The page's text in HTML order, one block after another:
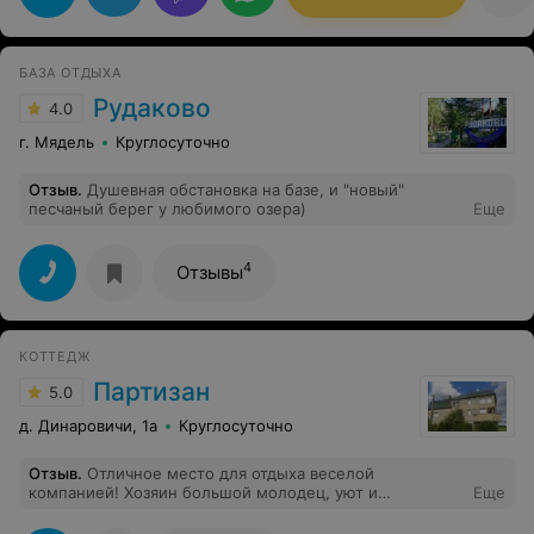
БАЗА ОТДЫХА
4.0 Рудаково
г. Мядель Круглосуточно
Отзыв. Душевная обстановка на базе, и "новый"
песчаный берег у любимого озера)
Еще
Отзывы4
КОТТЕДЖ
5.0 Партизан
д. Динаровичи, 1а Круглосуточно
Отзыв. Отличное место для отдыха веселой
компанией! Хозяин большой молодец, уют и
Еще